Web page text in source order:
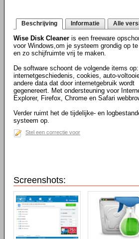
Beschrijving Informatie Alle
Wise Disk Cleaner is een freeware
voor Windows,om je systeem grondig op
en zo schijfruimte vrij te maken.
De software schoont de volgende items op:
internetgeschiedenis, cookies, auto-
andere data dat door internetgebruik wordt
gegenereert. Met ondersteuning voor
Explorer, Firefox, Chrome en Safari
Verder ruimt het de tijdelijke- en
systeem op.
Stel een correctie voor
Screenshots: